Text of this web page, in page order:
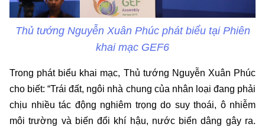
Thủ tướng Nguyễn Xuân Phúc phát biểu tại Phiên
khai mạc GEF6
Trong phát biểu khai mạc, Thủ tướng Nguyễn Xuân Phúc
cho biết: “Trái đất, ngôi nhà chung của nhân loại đang phải
chịu nhiều tác động nghiêm trọng do suy thoái, ô nhiễm
môi trường và biến đổi khí hậu, nước biển dâng gây ra.